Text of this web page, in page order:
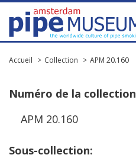
Accueil Collection APM 20.160
Numéro de la collection
APM 20.160
Sous-collection: